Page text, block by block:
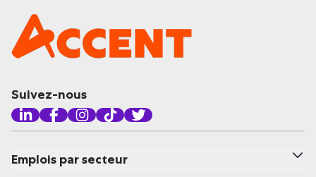
Suivez-nous
Emplois par secteur